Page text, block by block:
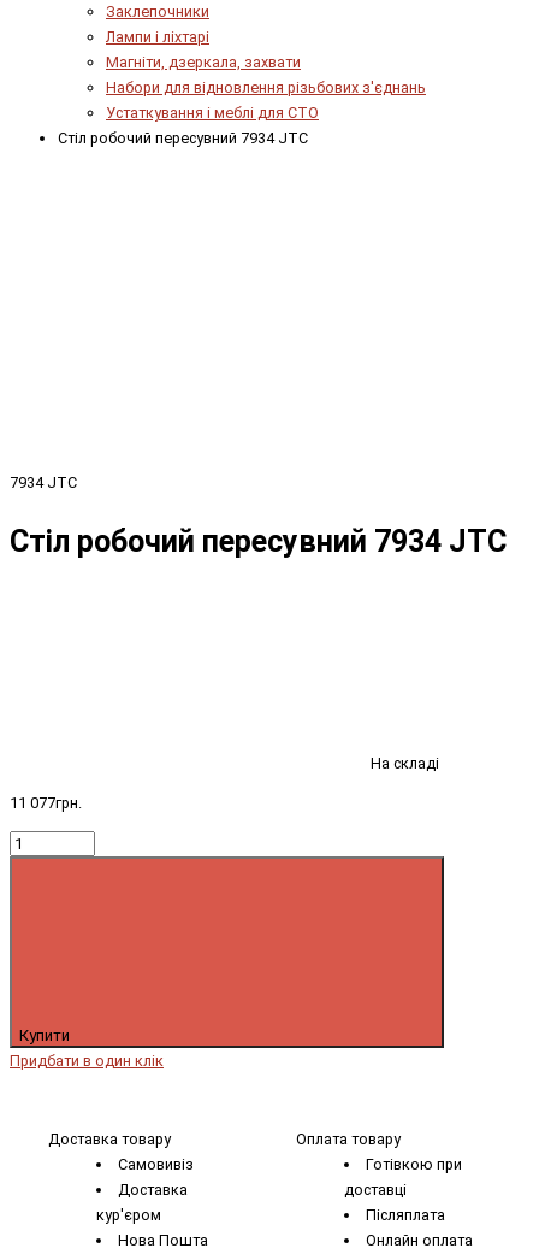
Заклепочники
Лампи і ліхтарі
Магніти, дзеркала, захвати
Набори для відновлення різьбових з'єднань
Устаткування і меблі для СТО
Стіл робочий пересувний 7934 JTC
7934 JTC
Стіл робочий пересувний 7934 JTC
На складі
11 077грн.
Купити
Придбати в один клік
Доставка товару
Самовивіз
Доставка
кур'єром
Нова Пошта
Оплата товару
Готівкою при
доставці
Післяплата
Онлайн оплата